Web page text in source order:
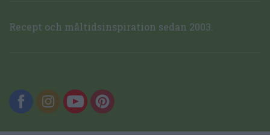
Recept och måltidsinspiration sedan 2003.